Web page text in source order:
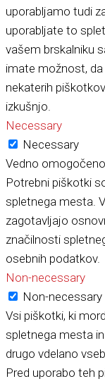
uporabljamo tudi
uporabljate to
vašem brskalniku
imate možnost,
nekaterih
izkušnjo.
Necessary
Necessary
Vedno omogočeno
Potrebni piškotki
spletnega mesta.
zagotavljajo
značilnosti
osebnih podatkov.
Non-necessary
Non-necessary
Vsi piškotki, ki
spletnega mesta
drugo vdelano
Pred uporabo teh